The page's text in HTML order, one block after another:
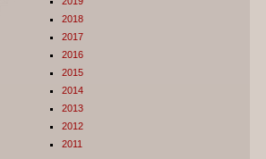
2018
2017
2016
2015
2014
2013
2012
2011